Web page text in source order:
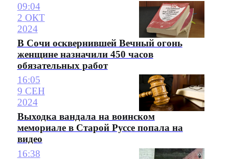
09:04
2 ОКТ
2024
В Сочи осквернившей Вечный огонь
женщине назначили 450 часов
обязательных работ
16:05
9 СЕН
2024
Выходка вандала на воинском
мемориале в Старой Руссе попала на
видео
16:38